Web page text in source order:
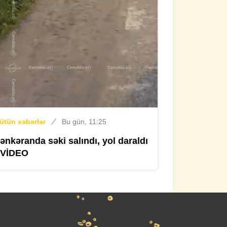
Bu gün, 09:50
Nəriman Axundzadənin
"Erzurumspor"da ilk müsahibəsi -
VIDEO
Bu gün, 09:16
şəhidimizin doğum günüdür
xəbərlər Bu gün, 11:25
səki salındı, yol daraldı